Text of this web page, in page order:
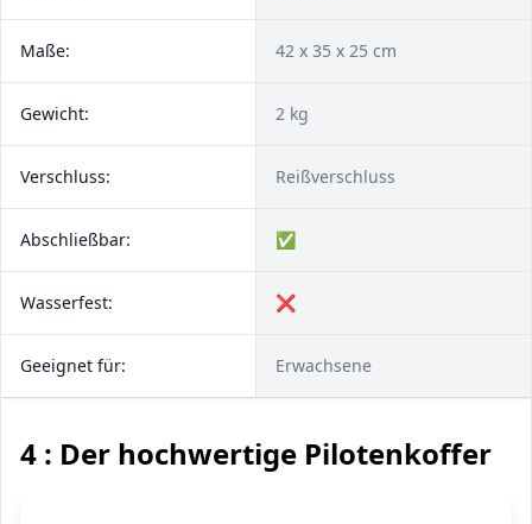
Maße: 42 x 35 x 25 cm
Gewicht: 2 kg
Verschluss: Reißverschluss
Abschließbar: ✅
Wasserfest: ❌
Geeignet für: Erwachsene
4 : Der hochwertige Pilotenkoffer